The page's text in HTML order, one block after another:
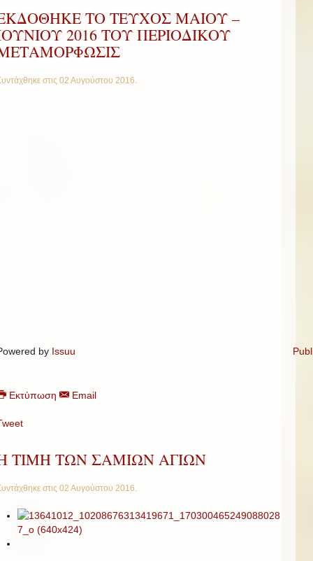
ΤΟ ΤΕΥΧΟΣ ΜΑΙΟΥ –
2016 ΤΟΥ ΠΕΡΙΟΔΙΚΟΥ
στις 02 Αυγούστου 2016.
by Issuu
Εκτύπωση Email
ΤΙΜΗ ΤΩΝ ΣΑΜΙΩΝ ΑΓΙΩΝ
στις 02 Αυγούστου 2016.